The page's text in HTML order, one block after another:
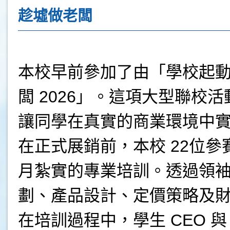
趁墟做老闆
本校早前參加了由「學校起
闆 2026」。這項大型聯校
讓同學在真實的商業環境中
在正式展銷前，本校 22位
月紮實的專業培訓。透過領
劃、產品設計、定價策略及
在培訓過程中，學生 CEO